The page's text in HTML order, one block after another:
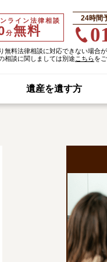
ライン法律相談
分無料
24時間
無料法律相談に対応できない場合が
相談に関しましては別途 こちらを
遺産を遺す方